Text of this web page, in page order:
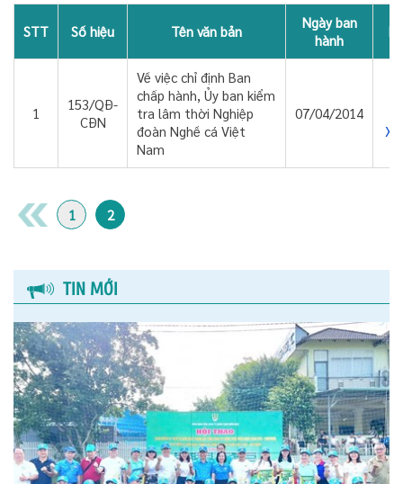
STT Số hiệu Tên văn bản
Ngày ban
hành
1
153/QÐ-
CÐN
Về việc chỉ định Ban
chấp hành, Ủy ban kiểm
tra lâm thời Nghiệp
đoàn Nghề cá Việt
Nam
07/04/2014
1 2
TIN MỚI